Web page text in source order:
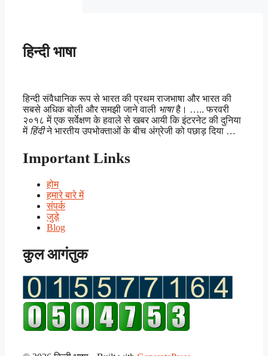
हिन्दी भाषा
हिन्दी संवैधानिक रूप से भारत की प्रथम राजभाषा और भारत की
सबसे अधिक बोली और समझी जाने वाली भाषाहै। ….. फरवरी
२०१८ में एक सर्वेक्षण के हवाले से खबर आयी कि इंटरनेट की दुनिया
में हिंदीने भारतीय उपभोक्ताओं के बीच अंग्रेजी को पछाड़ दिया …
Important Links
होम
हमारे बारे में
संपर्क
जुड़े
Blog
कुल आगंतुक